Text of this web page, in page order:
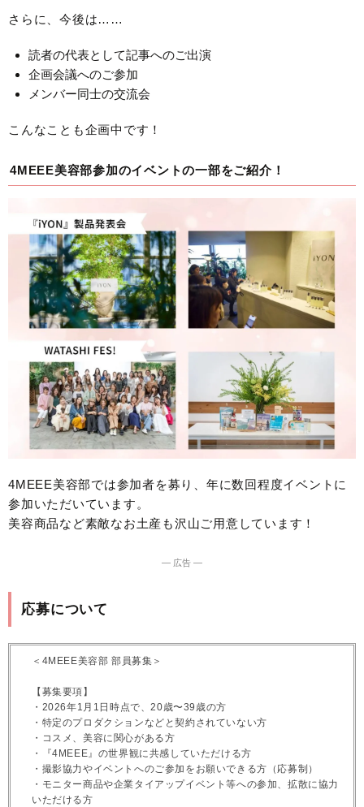
さらに、今後は……
読者の代表として記事へのご出演
企画会議へのご参加
メンバー同士の交流会
こんなことも企画中です！
4MEEE美容部参加のイベントの一部をご紹介！
4MEEE美容部では参加者を募り、年に数回程度イベントに
参加いただいています。
美容商品など素敵なお土産も沢山ご用意しています！
― 広告 ―
応募について
＜4MEEE美容部 部員募集＞
【募集要項】
・2026年1月1日時点で、20歳〜39歳の方
・特定のプロダクションなどと契約されていない方
・コスメ、美容に関心がある方
・『4MEEE』の世界観に共感していただける方
・撮影協力やイベントへのご参加をお願いできる方（応募制）
・モニター商品や企業タイアップイベント等への参加、拡散に協力
いただける方